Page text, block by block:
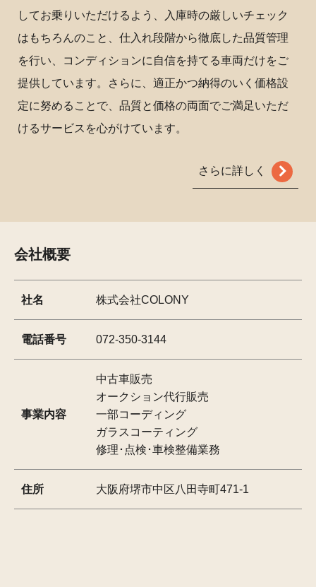
してお乗りいただけるよう、入庫時の厳しいチェック
はもちろんのこと、仕入れ段階から徹底した品質管理
を行い、コンディションに自信を持てる車両だけをご
提供しています。さらに、適正かつ納得のいく価格設
定に努めることで、品質と価格の両面でご満足いただ
けるサービスを心がけています。
さらに詳しく
会社概要
社名 株式会社COLONY
電話番号 072-350-3144
事業内容
中古車販売
オークション代行販売
一部コーディング
ガラスコーティング
修理･点検･車検整備業務
住所 大阪府堺市中区八田寺町471-1